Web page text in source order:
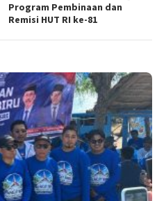
Program Pembinaan dan
Remisi HUT RI ke-81